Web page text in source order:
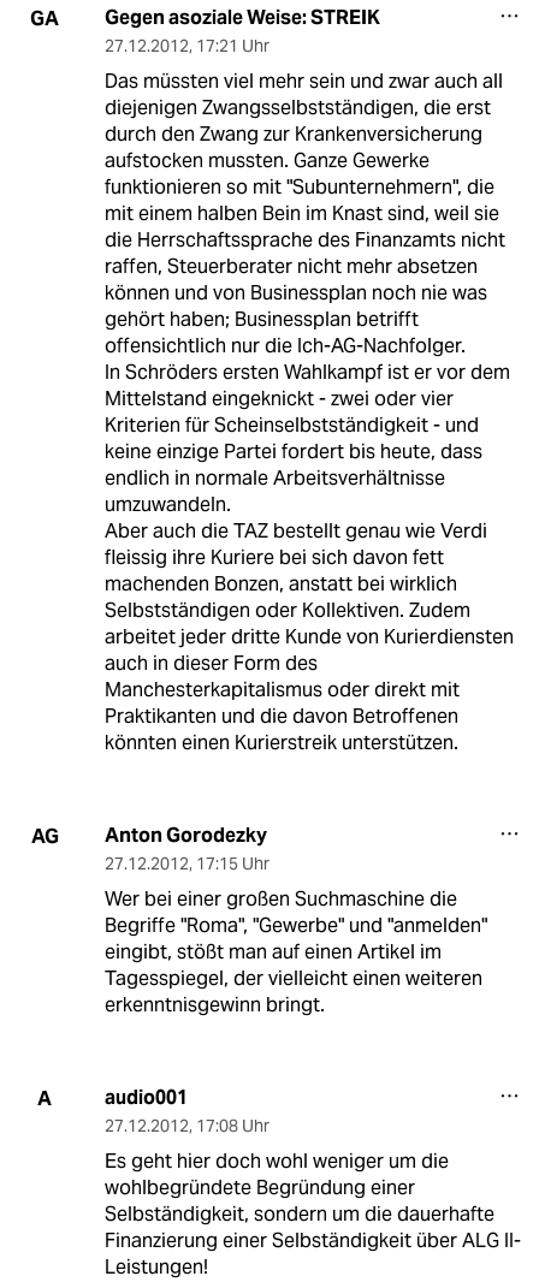
GA Gegen asoziale Weise: STREIK
27.12.2012, 17:21 Uhr
Das müssten viel mehr sein und zwar auch all
diejenigen Zwangsselbstständigen, die erst
durch den Zwang zur Krankenversicherung
aufstocken mussten. Ganze Gewerke
funktionieren so mit "Subunternehmern", die
mit einem halben Bein im Knast sind, weil sie
die Herrschaftssprache des Finanzamts nicht
raffen, Steuerberater nicht mehr absetzen
können und von Businessplan noch nie was
gehört haben; Businessplan betrifft
offensichtlich nur die Ich-AG-Nachfolger.
In Schröders ersten Wahlkampf ist er vor dem
Mittelstand eingeknickt - zwei oder vier
Kriterien für Scheinselbstständigkeit - und
keine einzige Partei fordert bis heute, dass
endlich in normale Arbeitsverhältnisse
umzuwandeln.
Aber auch die TAZ bestellt genau wie Verdi
fleissig ihre Kuriere bei sich davon fett
machenden Bonzen, anstatt bei wirklich
Selbstständigen oder Kollektiven. Zudem
arbeitet jeder dritte Kunde von Kurierdiensten
auch in dieser Form des
Manchesterkapitalismus oder direkt mit
Praktikanten und die davon Betroffenen
könnten einen Kurierstreik unterstützen.
AG Anton Gorodezky
27.12.2012, 17:15 Uhr
Wer bei einer großen Suchmaschine die
Begriffe "Roma", "Gewerbe" und "anmelden"
eingibt, stößt man auf einen Artikel im
Tagesspiegel, der vielleicht einen weiteren
erkenntnisgewinn bringt.
A audio001
27.12.2012, 17:08 Uhr
Es geht hier doch wohl weniger um die
wohlbegründete Begründung einer
Selbständigkeit, sondern um die dauerhafte
Finanzierung einer Selbständigkeit über ALG II-
Leistungen!